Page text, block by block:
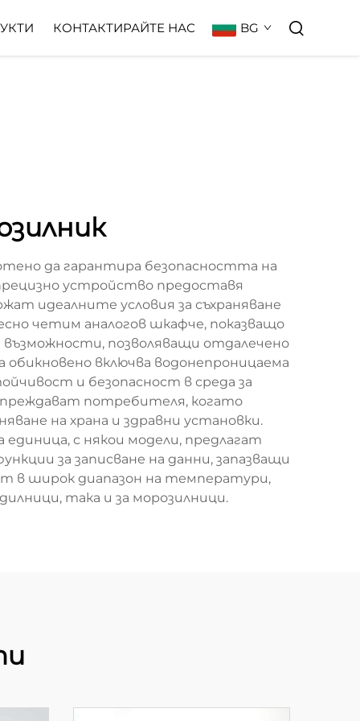
КОНТАКТИРАЙТЕ НАС BG
да гарантира безопасността на
устройство предоставя
идеалните условия за съхраняване
четим аналогов шкафче, показващо
позволяващи отдалечено
включва водонепроницаема
и безопасност в среда за
потребителя, когато
на храна и здравни установки.
с някои модели, предлагат
за записване на данни, запазващи
в широк диапазон на температури,
така и за морозилници.